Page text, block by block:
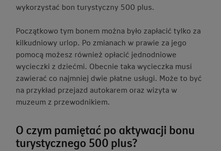
wykorzystać bon turystyczny 500 plus.
Początkowo tym bonem można było zapłacić tylko za
kilkudniowy urlop. Po zmianach w prawie za jego
pomocą możesz również opłacić jednodniowe
wycieczki z dziećmi. Obecnie taka wycieczka musi
zawierać co najmniej dwie płatne usługi. Może to być
na przykład przejazd autokarem oraz wizyta w
muzeum z przewodnikiem.
O czym pamiętać po aktywacji bonu
turystycznego 500 plus?